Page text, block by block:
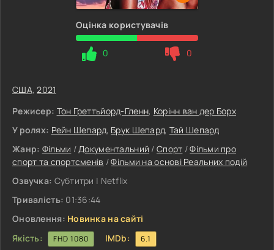
Оцінка користувачів
0 0
США,2021
Режисер: Тон Греттьйорд-Гленн, Корінн ван дер Борх
У ролях: Рейн Шепард, Брук Шепард, Тай Шепард
Жанр: Фільми /Документальний / Спорт /Фільми про
спорт та спортсменів /Фільми на основі Реальних подій
Озвучка: Субтитри | Netflix
Тривалість: 01:36:44
Оновлення: Новинка на сайті
Якість:
FHD 1080 IMDb: 6.1